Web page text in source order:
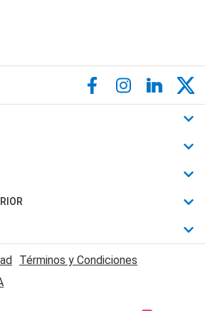
Términos y Condiciones